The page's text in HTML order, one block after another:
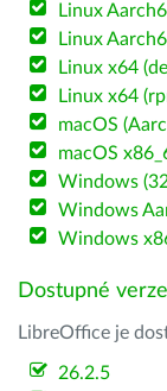
Linux
Linux
Linux x64
Linux x64
macOS
macOS
Windows
Windows
Windows
Dostupné verze
LibreOffice je
26.2.5